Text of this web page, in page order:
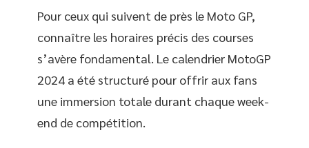
Pour ceux qui suivent de près le Moto GP,
connaître les horaires précis des courses
s’avère fondamental. Le calendrier MotoGP
2024 a été structuré pour offrir aux fans
une immersion totale durant chaque week-
end de compétition.